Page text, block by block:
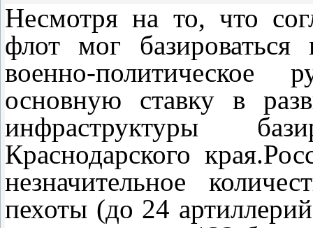
Несмотря на то, что
флот мог
военно-политическое
основную ставку в
инфраструктуры
Краснодарского края.
незначительное
пехоты (до 24